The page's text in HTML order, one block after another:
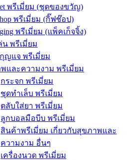
พรีเมี่ยม (ชุดของขวัญ)
พรีเมี่ยม (กิ๊ฟช๊อป)
พรีเมี่ยม (แพ็คเก็จจิ้ง)
น พรีเมี่ยม
ญแจ พรีเมี่ยม
และความงาม พรีเมี่ยม
กระจก พรีเมี่ยม
ชุดทำเล็บ พรีเมี่ยม
ตลับใส่ยา พรีเมี่ยม
ลูกบอลมือบีบ พรีเมี่ยม
สินค้าพรีเมี่ยม เกี่ยวกับสุขภาพและ
ความงาม อื่นๆ
เครื่องนวด พรีเมี่ยม